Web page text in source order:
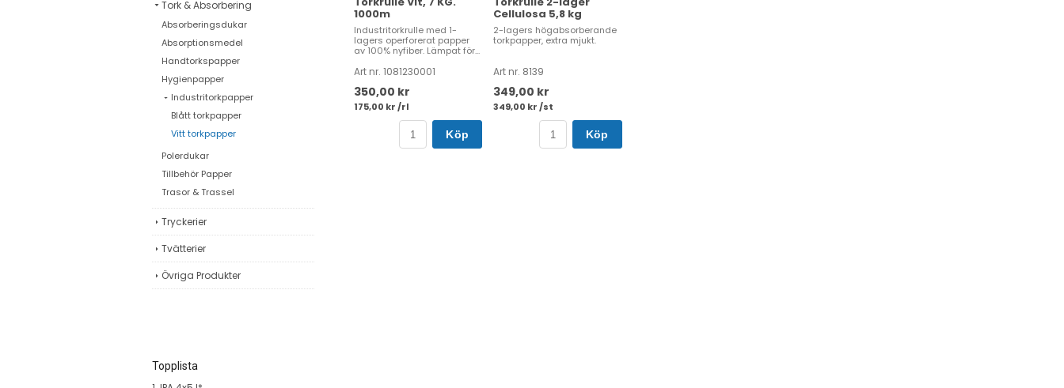
Tork & Absorbering
Absorberingsdukar
Absorptionsmedel
Handtorkspapper
Hygienpapper
Industritorkpapper
Blått torkpapper
Vitt torkpapper
Polerdukar
Tillbehör Papper
Trasor & Trassel
Tryckerier
Tvätterier
Övriga Produkter
Topplista
1000m
Industritorkrulle med 1-
lagers operforerat papper
av 100% nyfiber. Lämpat för...
Art nr. 1081230001
350,00 kr
175,00 kr /rl
Köp
Cellulosa 5,8 kg
2-lagers högabsorberande
torkpapper, extra mjukt.
Art nr. 8139
349,00 kr
349,00 kr /st
Köp